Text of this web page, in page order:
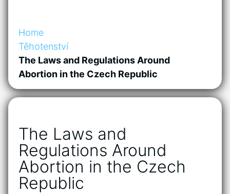
Home
Těhotenství
The Laws and Regulations Around
Abortion in the Czech Republic
The Laws and
Regulations Around
Abortion in the Czech
Republic